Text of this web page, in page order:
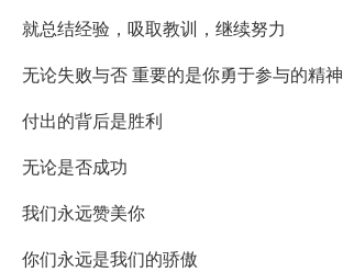
就总结经验，吸取教训，继续努力
无论失败与否 重要的是你勇于参与的精神
付出的背后是胜利
无论是否成功
我们永远赞美你
你们永远是我们的骄傲